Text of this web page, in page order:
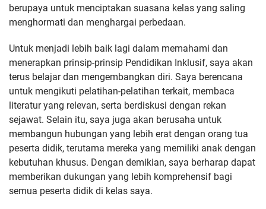
berupaya untuk menciptakan suasana kelas yang saling
menghormati dan menghargai perbedaan.
Untuk menjadi lebih baik lagi dalam memahami dan
menerapkan prinsip-prinsip Pendidikan Inklusif, saya akan
terus belajar dan mengembangkan diri. Saya berencana
untuk mengikuti pelatihan-pelatihan terkait, membaca
literatur yang relevan, serta berdiskusi dengan rekan
sejawat. Selain itu, saya juga akan berusaha untuk
membangun hubungan yang lebih erat dengan orang tua
peserta didik, terutama mereka yang memiliki anak dengan
kebutuhan khusus. Dengan demikian, saya berharap dapat
memberikan dukungan yang lebih komprehensif bagi
semua peserta didik di kelas saya.